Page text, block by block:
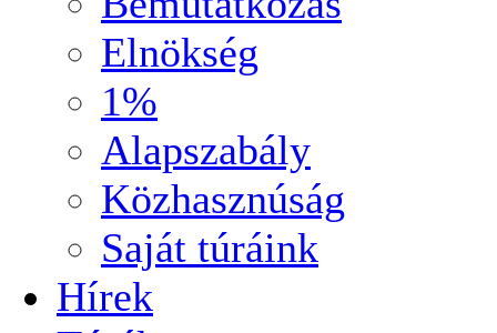
Elnökség
1%
Alapszabály
Közhasznúság
Saját túráink
Hírek